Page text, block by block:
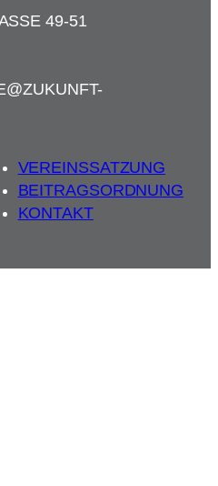
49-51
VEREINSSATZUNG
BEITRAGSORDNUNG
KONTAKT